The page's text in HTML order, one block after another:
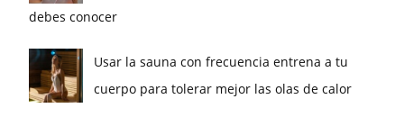
debes conocer
Usar la sauna con frecuencia entrena a tu
cuerpo para tolerar mejor las olas de calor